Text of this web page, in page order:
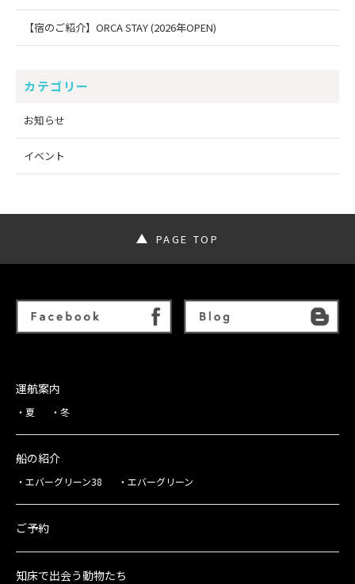
【宿のご紹介】ORCA STAY (2026年OPEN)
カテゴリー
お知らせ
イベント
PAGE TOP
運航案内
夏 冬
船の紹介
エバーグリーン38 エバーグリーン
ご予約
知床で出会う動物たち